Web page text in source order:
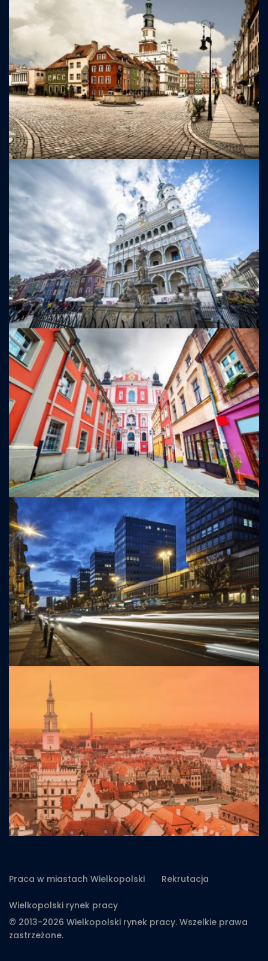
Praca w miastach Wielkopolski Rekrutacja
Wielkopolski rynek pracy
© 2013-2026 Wielkopolski rynek pracy. Wszelkie prawa
zastrzeżone.